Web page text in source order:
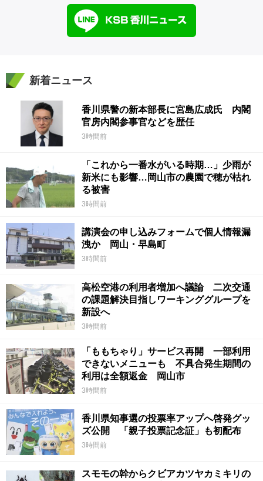
新着ニュース
香川県警の新本部長に宮島広成氏 内閣
官房内閣参事官などを歴任
3時間前
「これから一番水がいる時期…」少雨が
新米にも影響…岡山市の農園で穂が枯れ
る被害
3時間前
講演会の申し込みフォームで個人情報漏
洩か 岡山・早島町
3時間前
高松空港の利用者増加へ議論 二次交通
の課題解決目指しワーキンググループを
新設へ
3時間前
「ももちゃり」サービス再開 一部利用
できないメニューも 不具合発生期間の
利用は全額返金 岡山市
3時間前
香川県知事選の投票率アップへ啓発グッ
ズ公開 「親子投票記念証」も初配布
3時間前
スモモの幹からクビアカツヤカミキリの